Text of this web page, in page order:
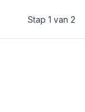
Stap 1 van 2